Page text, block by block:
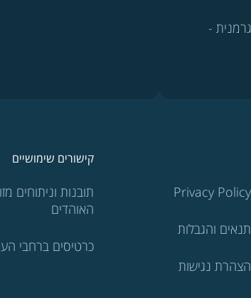
-
Privacy Policy
תנאים והגבלות
הצהרת נגישות
קישורים שימושיים
תובנות וניתוחים
האוהדים
כרטיסים ברחבי